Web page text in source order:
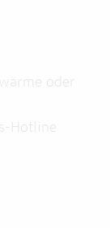
oder
Hotline